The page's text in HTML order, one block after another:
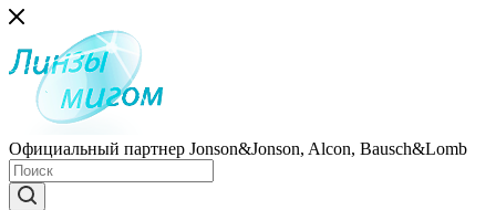
Официальный партнер Jonson&Jonson, Alcon, Bausch&Lomb